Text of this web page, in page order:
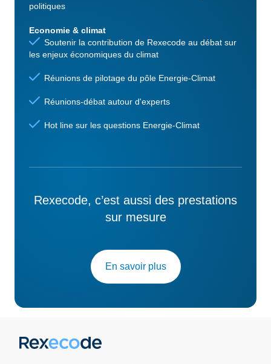
politiques
Economie & climat
Soutenir la contribution de Rexecode au débat sur
les enjeux économiques du climat
Réunions de pilotage du pôle Energie-Climat
Réunions-débat autour d'experts
Hot line sur les questions Energie-Climat
Rexecode, c’est aussi des prestations
sur mesure
En savoir plus